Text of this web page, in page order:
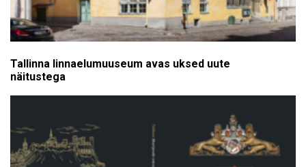
Tallinna linnaelumuuseum avas uksed uute
näitustega